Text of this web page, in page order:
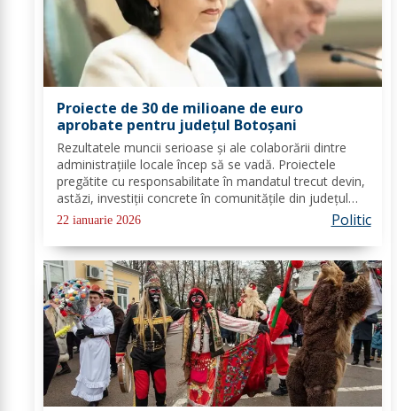
Proiecte de 30 de milioane de euro
aprobate pentru județul Botoșani
Rezultatele muncii serioase și ale colaborării dintre
administrațiile locale încep să se vadă. Proiectele
pregătite cu responsabilitate în mandatul trecut devin,
astăzi, investiții concrete în comunitățile din județul
Botoșani. Acestea vizează modernizarea iluminatului
22 ianuarie 2026 Politic